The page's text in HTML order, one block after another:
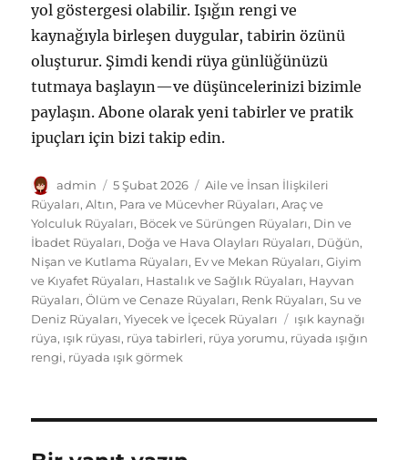
yol göstergesi olabilir. Işığın rengi ve
kaynağıyla birleşen duygular, tabirin özünü
oluşturur. Şimdi kendi rüya günlüğünüzü
tutmaya başlayın—ve düşüncelerinizi bizimle
paylaşın. Abone olarak yeni tabirler ve pratik
ipuçları için bizi takip edin.
Yazar
admin
Yayın
tarihi
5 Şubat 2026 Kategoriler
Aile ve İnsan İlişkileri
Rüyaları,Altın, Para ve Mücevher Rüyaları,Araç ve
Yolculuk Rüyaları, Böcek ve Sürüngen Rüyaları, Din ve
İbadet Rüyaları, Doğa ve Hava Olayları Rüyaları, Düğün,
Nişan ve Kutlama Rüyaları, Ev ve Mekan Rüyaları,Giyim
ve Kıyafet Rüyaları, Hastalık ve Sağlık Rüyaları, Hayvan
Rüyaları,Ölüm ve Cenaze Rüyaları, Renk Rüyaları,Su ve
Deniz Rüyaları,Yiyecek ve İçecek Rüyaları Etiketler
ışık kaynağı
rüya, ışık rüyası, rüya tabirleri, rüya yorumu, rüyada ışığın
rengi, rüyada ışık görmek